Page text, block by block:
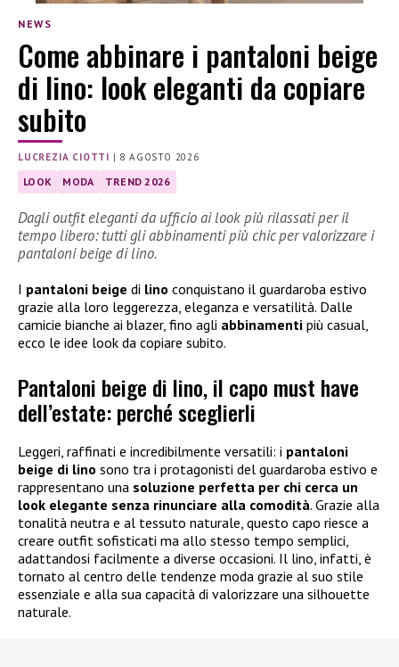
NEWS
Come abbinare i pantaloni beige
di lino: look eleganti da copiare
subito
LUCREZIA CIOTTI | 8 AGOSTO 2026
LOOK MODA TREND 2026
Dagli outfit eleganti da ufficio ai look più rilassati per il
tempo libero: tutti gli abbinamenti più chic per valorizzare i
pantaloni beige di lino.
I pantaloni beige di lino conquistano il guardaroba estivo
grazie alla loro leggerezza, eleganza e versatilità. Dalle
camicie bianche ai blazer, fino agli abbinamenti più casual,
ecco le idee look da copiare subito.
Pantaloni beige di lino, il capo must have
dell’estate: perché sceglierli
Leggeri, raffinati e incredibilmente versatili: i pantaloni
beige di lino sono tra i protagonisti del guardaroba estivo e
rappresentano una soluzione perfetta per chi cerca un
look elegante senza rinunciare alla comodità. Grazie alla
tonalità neutra e al tessuto naturale, questo capo riesce a
creare outfit sofisticati ma allo stesso tempo semplici,
adattandosi facilmente a diverse occasioni. Il lino, infatti, è
tornato al centro delle tendenze moda grazie al suo stile
essenziale e alla sua capacità di valorizzare una silhouette
naturale.